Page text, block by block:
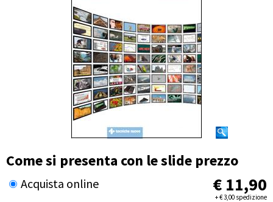
Come si presenta con le slide prezzo
Acquista online € 11,90
+€3,00 spedizione